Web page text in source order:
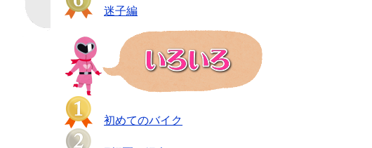
迷子編
初めてのバイク